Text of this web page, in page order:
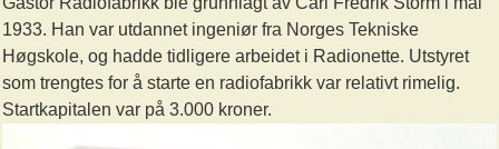
1933. Han var utdannet ingeniør fra Norges Tekniske
Høgskole, og hadde tidligere arbeidet i Radionette. Utstyret
som trengtes for å starte en radiofabrikk var relativt rimelig.
Startkapitalen var på 3.000 kroner.